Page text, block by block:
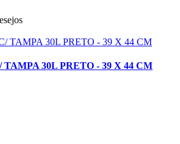
30L PRETO - 39 X 44 CM